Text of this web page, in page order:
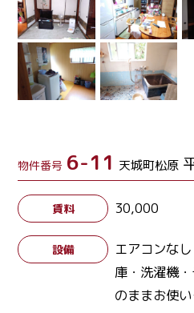
物件番号 6-11 天城町松原
賃料 30,000
設備
エアコンな
庫・洗濯機
のままお使